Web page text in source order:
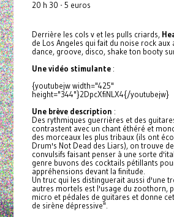
20 h 30 - 5 euros
Derrière les cols v et les pulls criards,
de Los Angeles qui fait du noise rock aux
dance, groove, disco, shake ton booty
Une vidéo stimulante:
{youtubejw width="425"
height="344"}2DpcXfiNLX4{/youtubejw}
Une brève description :
Des rythmiques guerrières et des
contrastent avec un chant éthéré et
des morceaux les plus tribaux (ils ont
Drum's Not Dead des Liars), on trouve
convulsifs faisant penser à une sorte
genre buvons des cocktails pétillants
appréhensions devant la finitude.
Un truc qui les distinguerait aussi d'une
autres mortels est l'usage du zoothorn,
micro et pédales de guitares et donne
de sirène dépressive".